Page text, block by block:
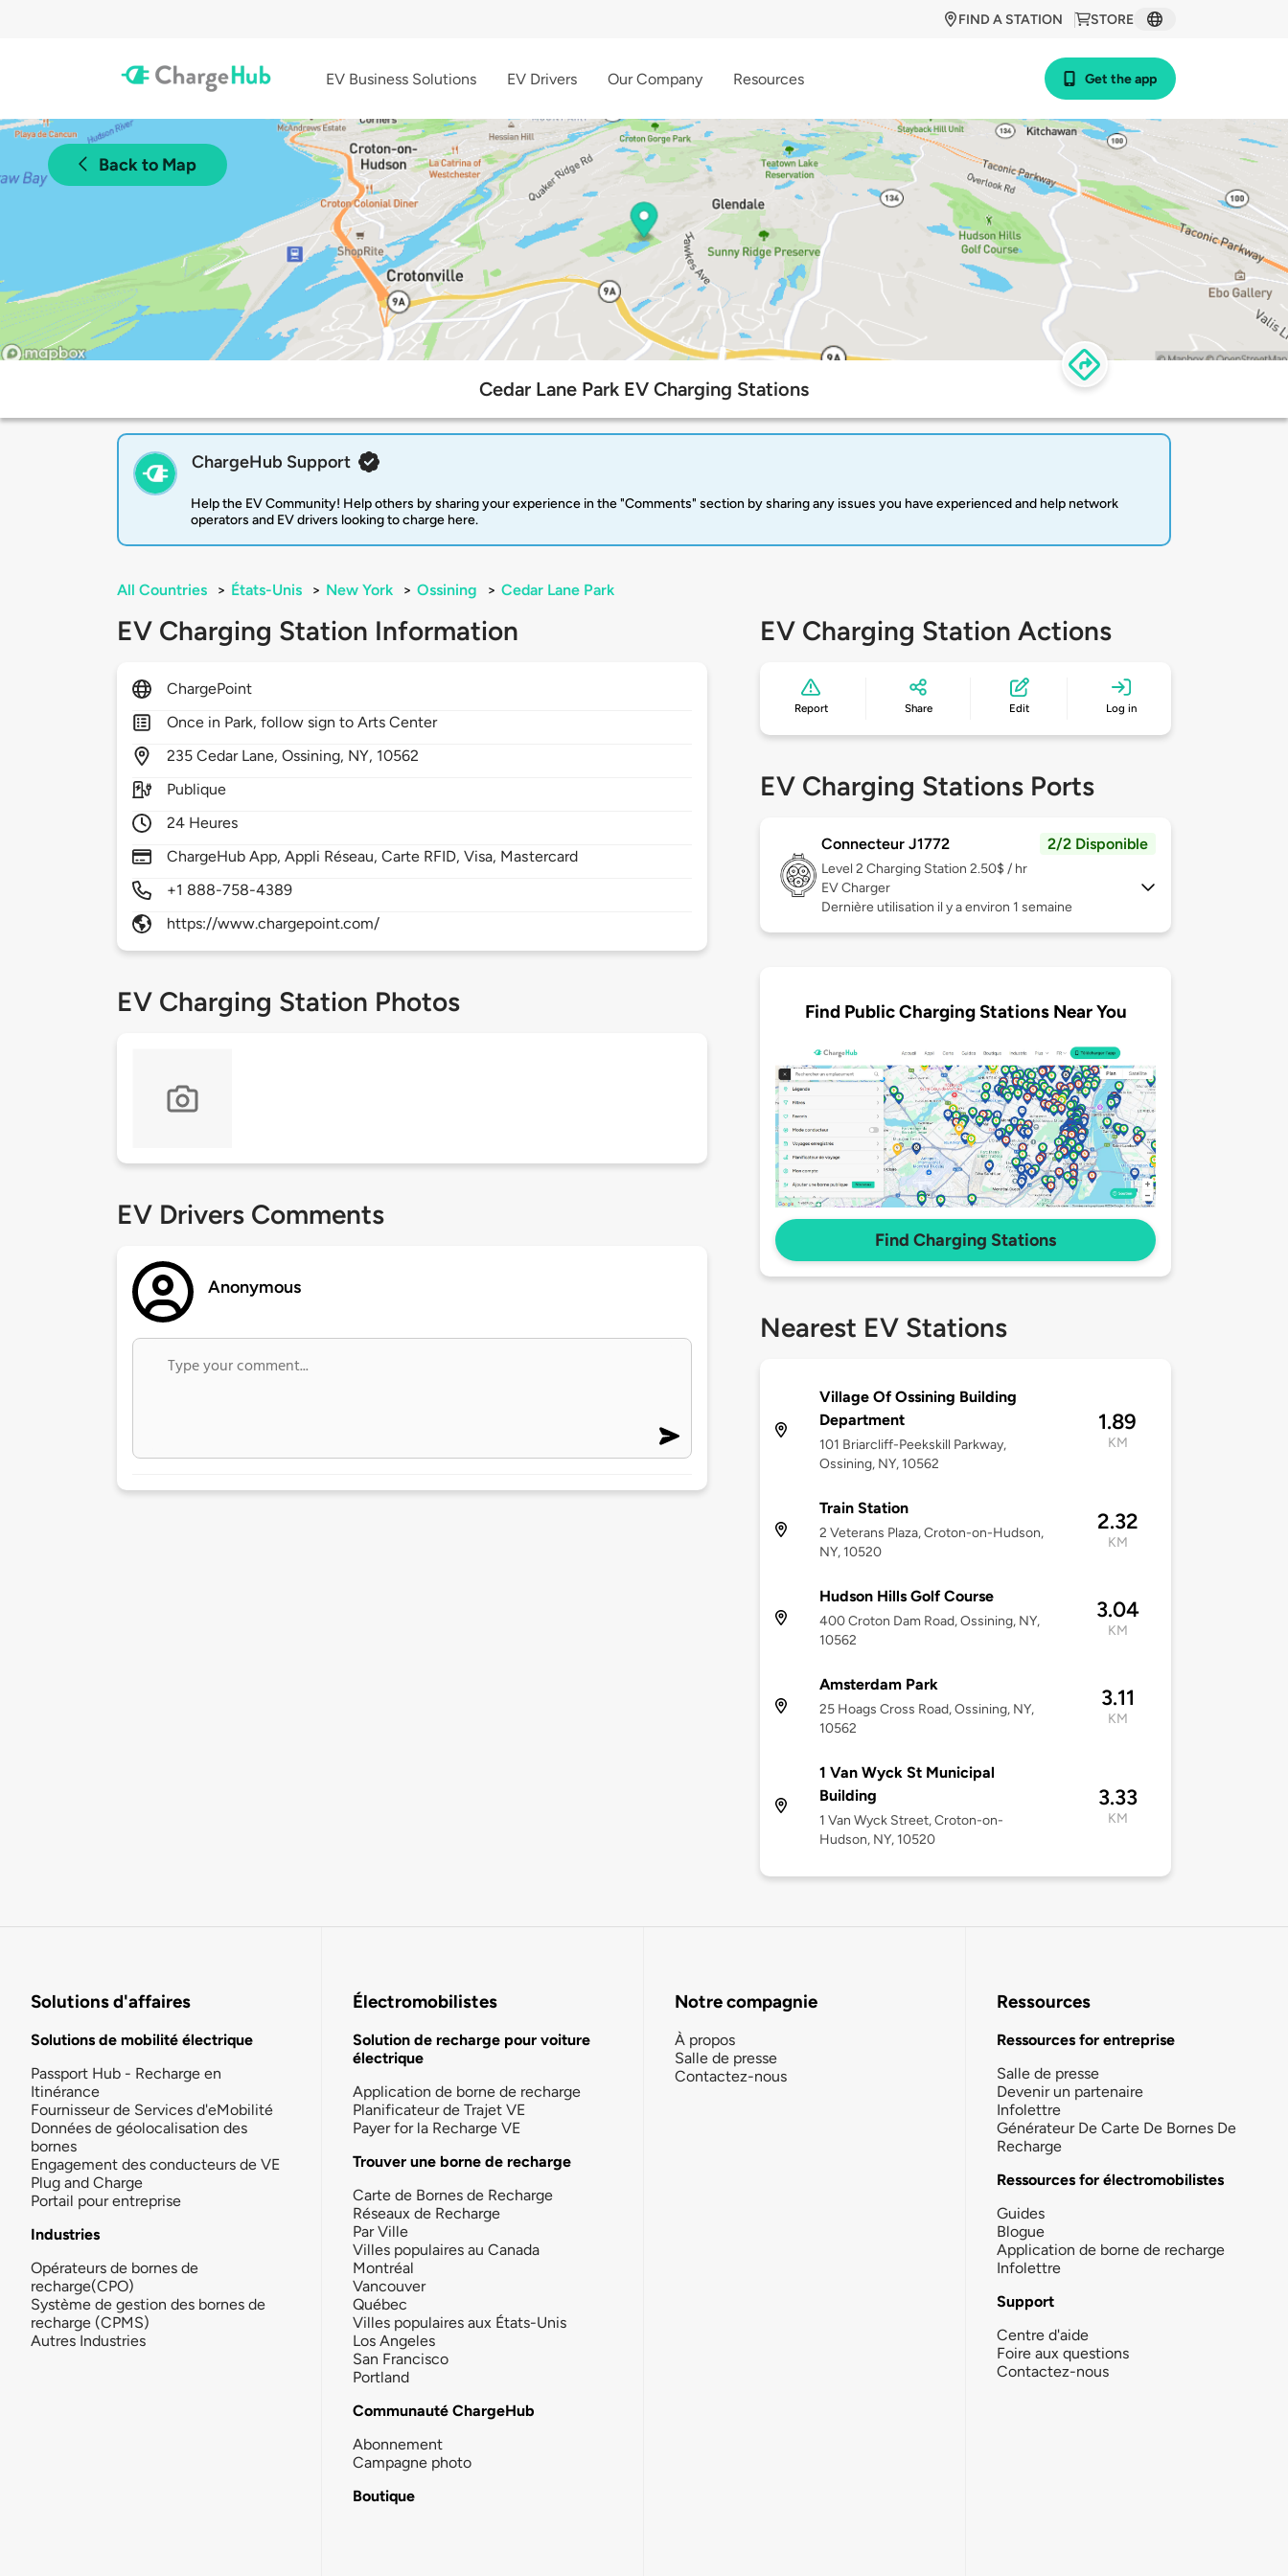
STORE
FIND A STATION
EV Business Solutions EV Drivers Our Company Resources Get the app
Back to Map
Cedar Lane Park EV Charging Stations
ChargeHub Support
Help the EV Community! Help others by sharing your experience in the "Comments" section by sharing any issues you have experienced and help network
operators and EV drivers looking to charge here.
All Countries > États-Unis > New York > Ossining > Cedar Lane Park
EV Charging Station Information
ChargePoint
Once in Park, follow sign to Arts Center
235Cedar Lane,Ossining, NY, 10562
Publique
24 Heures
ChargeHub App, Appli Réseau, Carte RFID, Visa, Mastercard
+1 888-758-4389
https://www.chargepoint.com/
EV Charging Station Photos
EV Drivers Comments
Anonymous
EV Charging Station Actions
Report Share Edit Log in
EV Charging Stations Ports
Connecteur J1772 2/2 Disponible
Level 2 Charging Station 2.50$ / hr
EV Charger
Dernière utilisation il y a environ 1 semaine
Find Public Charging Stations Near You
Find Charging Stations
Nearest EV Stations
Village Of Ossining Building
Department
101 Briarcliff-Peekskill Parkway,
Ossining, NY, 10562
1.89
KM
Train Station
2 Veterans Plaza, Croton-on-Hudson,
NY, 10520
2.32
KM
Hudson Hills Golf Course
400 Croton Dam Road, Ossining, NY,
10562
3.04
KM
Amsterdam Park
25 Hoags Cross Road, Ossining, NY,
10562
3.11
KM
1 Van Wyck St Municipal
Building
1 Van Wyck Street, Croton-on-
Hudson, NY, 10520
3.33
KM
Solutions d'affaires
Solutions de mobilité électrique
Passport Hub - Recharge en
Itinérance
Fournisseur de Services d'eMobilité
Données de géolocalisation des
bornes
Engagement des conducteurs de VE
Plug and Charge
Portail pour entreprise
Industries
Opérateurs de bornes de
recharge(CPO)
Système de gestion des bornes de
recharge (CPMS)
Autres Industries
Électromobilistes
Solution de recharge pour voiture
électrique
Application de borne de recharge
Planificateur de Trajet VE
Payer for la Recharge VE
Trouver une borne de recharge
Carte de Bornes de Recharge
Réseaux de Recharge
Par Ville
Villes populaires au Canada
Montréal
Vancouver
Québec
Villes populaires aux États-Unis
Los Angeles
San Francisco
Portland
Communauté ChargeHub
Abonnement
Campagne photo
Boutique
Notre compagnie
À propos
Salle de presse
Contactez-nous
Ressources
Ressources for entreprise
Salle de presse
Devenir un partenaire
Infolettre
Générateur De Carte De Bornes De
Recharge
Ressources for électromobilistes
Guides
Blogue
Application de borne de recharge
Infolettre
Support
Centre d'aide
Foire aux questions
Contactez-nous